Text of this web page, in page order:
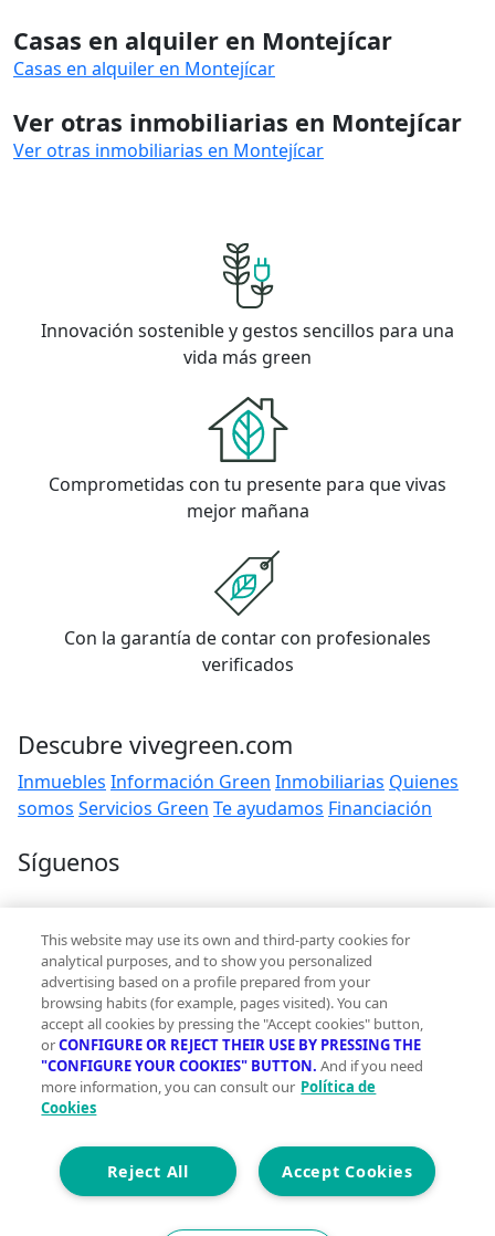
Casas en alquiler en Montejícar
Casas en alquiler en Montejícar
Ver otras inmobiliarias en Montejícar
Ver otras inmobiliarias en Montejícar
Innovación sostenible y gestos sencillos para una
vida más green
Comprometidas con tu presente para que vivas
mejor mañana
Con la garantía de contar con profesionales
verificados
Descubre vivegreen.com
Inmuebles Información Green Inmobiliarias Quienes
somos Servicios Green Te ayudamos Financiación
Síguenos
Contacto
hola@vivegreen.com
Aviso Legal
Condiciones de uso
Politica de privacidad
Política de cookies
Accesibilidad
This website may use its own and third-party cookies for
analytical purposes, and to show you personalized
advertising based on a profile prepared from your
browsing habits (for example, pages visited). You can
accept all cookies by pressing the "Accept cookies" button,
orCONFIGURE OR REJECT THEIR USE BY PRESSING THE
"CONFIGURE YOUR COOKIES" BUTTON. And if you need
more information, you can consult our Política de
Cookies
Accept Cookies
Reject All